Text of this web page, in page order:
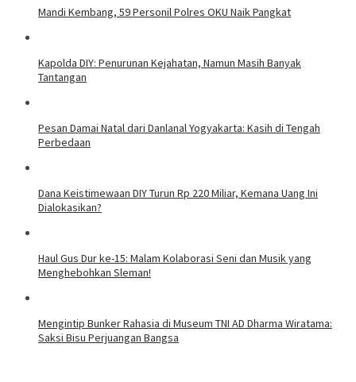
Mandi Kembang, 59 Personil Polres OKU Naik Pangkat
Kapolda DIY: Penurunan Kejahatan, Namun Masih Banyak
Tantangan
Pesan Damai Natal dari Danlanal Yogyakarta: Kasih di Tengah
Perbedaan
Dana Keistimewaan DIY Turun Rp 220 Miliar, Kemana Uang Ini
Dialokasikan?
Haul Gus Dur ke-15: Malam Kolaborasi Seni dan Musik yang
Menghebohkan Sleman!
Mengintip Bunker Rahasia di Museum TNI AD Dharma Wiratama:
Saksi Bisu Perjuangan Bangsa